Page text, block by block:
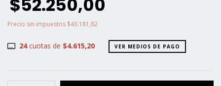
$52.250,00
Precio sin impuestos $43.181,82
24cuotas de $4.615,20 VER MEDIOS DE PAGO